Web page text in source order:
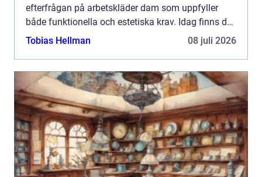
efterfrågan på arbetskläder dam som uppfyller
både funktionella och estetiska krav. Idag finns det
arbetskläder som k...
Tobias Hellman 08 juli 2026